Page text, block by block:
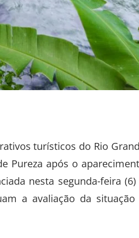
turísticos do Rio
Pureza após o
nesta segunda-feira (6)
a avaliação da situação